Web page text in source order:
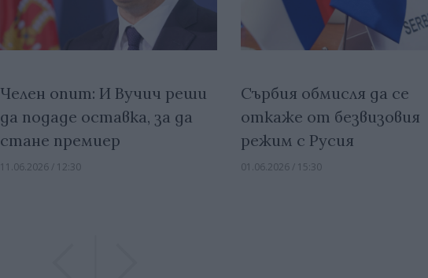
Челен опит: И Вучич реши
да подаде оставка, за да
стане премиер
11.06.2026 / 12:30
Сърбия обмисля да се
откаже от безвизовия
режим с Русия
01.06.2026 / 15:30